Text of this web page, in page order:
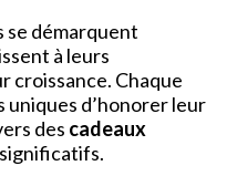
se démarquent
à leurs
croissance. Chaque
uniques d’honorer leur
des cadeaux